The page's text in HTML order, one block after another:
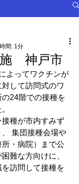
施 神戸市
間: 1分
よってワクチンが
して訪問式のワ
24階での接種を
種が市内すみず
集団接種会場や
・病院）まで公
難な方向けに、
訪問して接種を